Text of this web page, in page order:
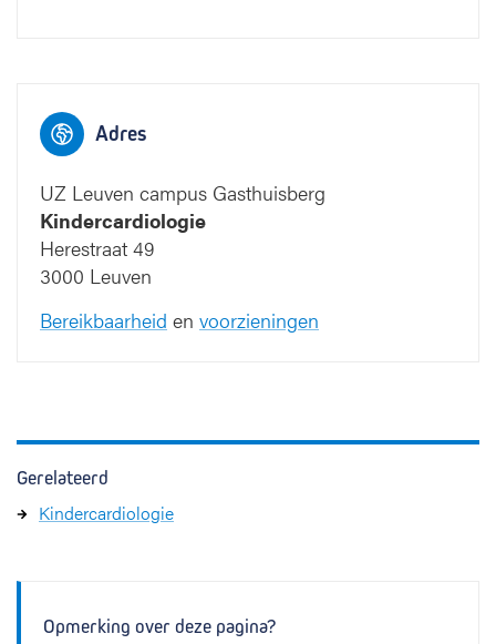
Adres
UZ Leuven campus Gasthuisberg
Kindercardiologie
Herestraat 49
3000 Leuven
Bereikbaarheid en voorzieningen
Gerelateerd
Kindercardiologie
Opmerking over deze pagina?